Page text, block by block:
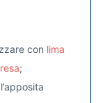
con lima
;